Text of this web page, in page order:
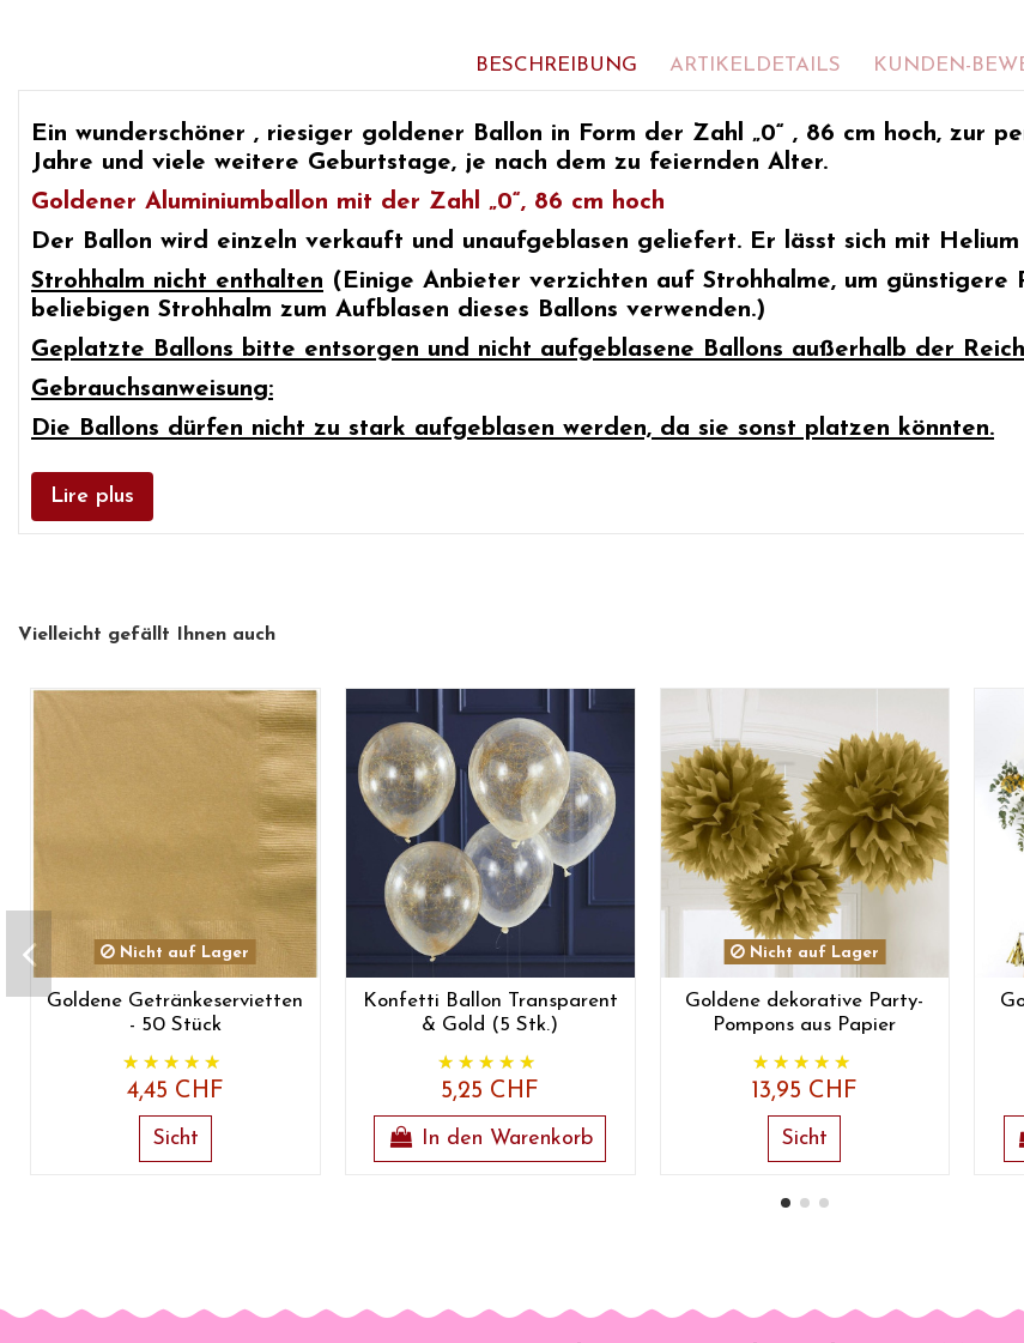
BESCHREIBUNG ARTIKELDETAILS KUNDEN-
Ein wunderschöner , riesiger goldener Ballon in Form der Zahl „0“ , 86 cm hoch, zur
Jahre und viele weitere Geburtstage, je nach dem zu feiernden Alter.
Goldener Aluminiumballon mit der Zahl „0“, 86 cm hoch
Der Ballon wird einzeln verkauft und unaufgeblasen geliefert. Er lässt sich mit
Strohhalm nicht enthalten (Einige Anbieter verzichten auf Strohhalme, um günstigere
beliebigen Strohhalm zum Aufblasen dieses Ballons verwenden.)
Geplatzte Ballons bitte entsorgen und nicht aufgeblasene Ballons außerhalb der
Gebrauchsanweisung:
Die Ballons dürfen nicht zu stark aufgeblasen werden, da sie sonst platzen könnten.
Lire plus
Vielleicht gefällt Ihnen auch
Nicht auf Lager
Goldene Getränkeservietten
- 50 Stück
4,45 CHF
Sicht
Konfetti Ballon Transparent
& Gold (5 Stk.)
5,25 CHF
In den Warenkorb
Nicht auf Lager
Goldene dekorative Party-
Pompons aus Papier
13,95 CHF
Sicht